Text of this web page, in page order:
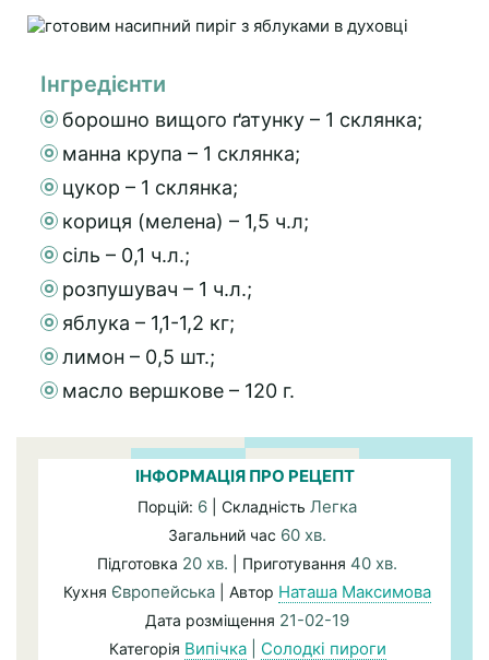
Інгредієнти
борошно вищого ґатунку – 1 склянка;
манна крупа – 1 склянка;
цукор – 1 склянка;
кориця (мелена) – 1,5 ч.л;
сіль – 0,1 ч.л.;
розпушувач – 1 ч.л.;
яблука – 1,1-1,2 кг;
лимон – 0,5 шт.;
масло вершкове – 120 г.
ІНФОРМАЦІЯ ПРО РЕЦЕПТ
Порцій: 6 | Складність Легка
Загальний час 60 хв.
Підготовка 20 хв. | Приготування 40 хв.
Кухня Європейська | Автор Наташа Максимова
Дата розміщення 21-02-19
Категорія Випічка| Солодкі пироги